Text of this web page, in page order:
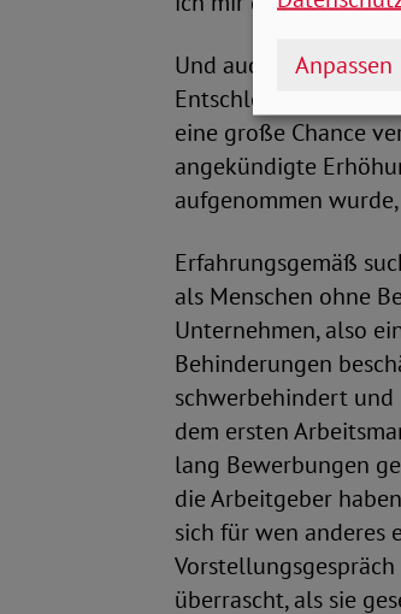
Und auch beim
Entschlossenheit der
eine große Chance
angekündigte
aufgenommen
Erfahrungsgemäß
als Menschen ohne
Unternehmen, also
Behinderungen
schwerbehindert
dem ersten
lang Bewerbungen
die Arbeitgeber
sich für wen anderes
überrascht, als sie
Anpassen